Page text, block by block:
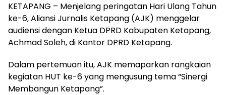
KETAPANG – Menjelang peringatan Hari Ulang Tahun
ke-6, Aliansi Jurnalis Ketapang (AJK) menggelar
audiensi dengan Ketua DPRD Kabupaten Ketapang,
Achmad Soleh, di Kantor DPRD Ketapang.
Dalam pertemuan itu, AJK memaparkan rangkaian
kegiatan HUT ke-6 yang mengusung tema “Sinergi
Membangun Ketapang”.